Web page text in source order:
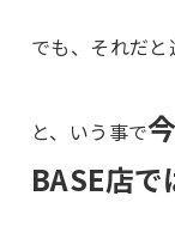
でも、それだと
と、いう事で
BASE店